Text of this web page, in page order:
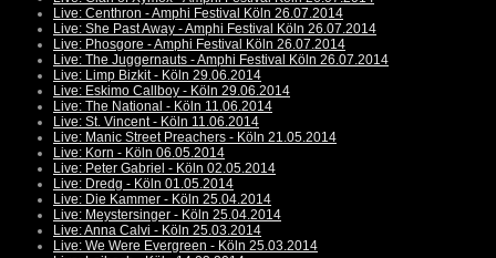
Live: Centhron - Amphi Festival Köln 26.07.2014
Live: She Past Away - Amphi Festival Köln 26.07.2014
Live: Phosgore - Amphi Festival Köln 26.07.2014
Live: The Juggernauts - Amphi Festival Köln 26.07.2014
Live: Limp Bizkit - Köln 29.06.2014
Live: Eskimo Callboy - Köln 29.06.2014
Live: The National - Köln 11.06.2014
Live: St. Vincent - Köln 11.06.2014
Live: Manic Street Preachers - Köln 21.05.2014
Live: Korn - Köln 06.05.2014
Live: Peter Gabriel - Köln 02.05.2014
Live: Dredg - Köln 01.05.2014
Live: Die Kammer - Köln 25.04.2014
Live: Meystersinger - Köln 25.04.2014
Live: Anna Calvi - Köln 25.03.2014
Live: We Were Evergreen - Köln 25.03.2014